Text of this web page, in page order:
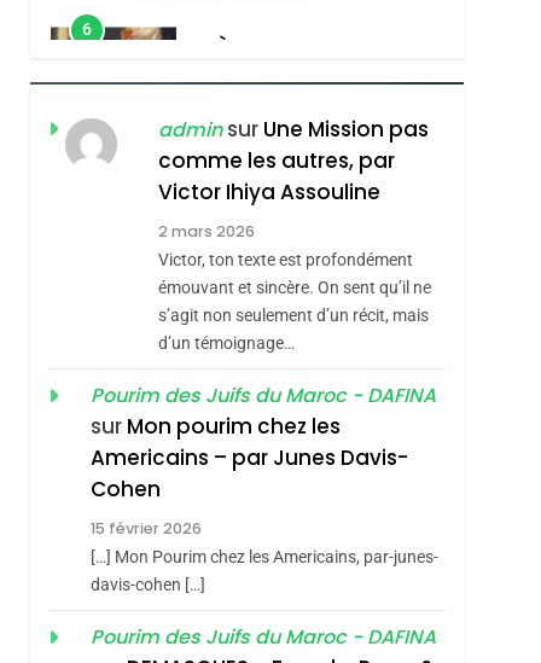
6
FIÈRE, DIGNE ET
RÉSILIENTE :
POURQUOI JE
REVENDIQUE MA
JUDAÏTE Par Thérèse
Zrihen-Dvir
ISRAÉL JUDAISME
CE QUI NOUS
MANQUE – Jacques
Hadida
JUDAISME
Maroc : Les Amandes
De Tafraout, Le Miel
De Tadla Azilal
Consacrés Produits
Du Terroir
DAFINA MAROC
Oeil Ravageur –
2
Dis Guerre»: La
adminsur Une Mission pas
comme les autres, par
Victor Ihiya Assouline
2 mars 2026
Victor, ton texte est profondément
émouvant et sincère. On sent qu’il ne
s’agit non seulement d’un récit, mais
d’un témoignage…
Pourim des Juifs du Maroc - DAFINA
sur Mon pourim chez les
Americains – par Junes Davis-
Cohen
15 février 2026
[…] Mon Pourim chez les Americains, par-junes-
davis-cohen […]
Pourim des Juifs du Maroc - DAFINA
Thérèse Zrihen-